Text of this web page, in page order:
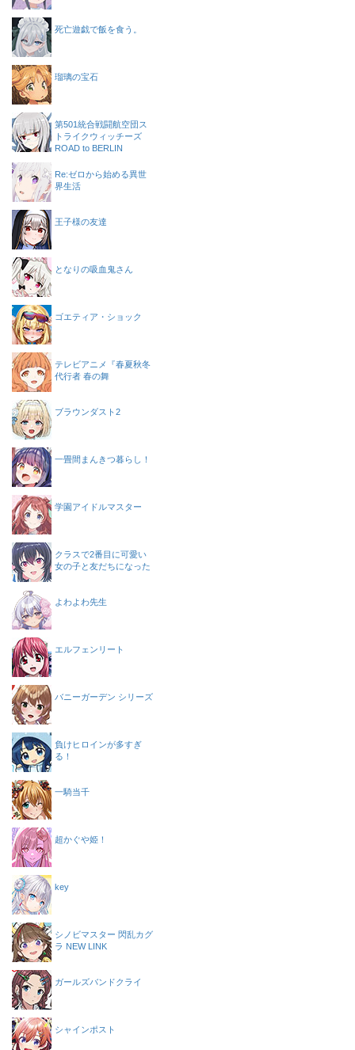
死亡遊戯で飯を食う。
瑠璃の宝石
第501統合戦闘航空団ス
トライクウィッチーズ
ROAD to BERLIN
Re:ゼロから始める異世
界生活
王子様の友達
となりの吸血鬼さん
ゴエティア・ショック
テレビアニメ『春夏秋冬
代行者 春の舞
ブラウンダスト2
一畳間まんきつ暮らし！
学園アイドルマスター
クラスで2番目に可愛い
女の子と友だちになった
よわよわ先生
エルフェンリート
バニーガーデン シリーズ
負けヒロインが多すぎ
る！
一騎当千
超かぐや姫！
key
シノビマスター 閃乱カグ
ラ NEW LINK
ガールズバンドクライ
シャインポスト